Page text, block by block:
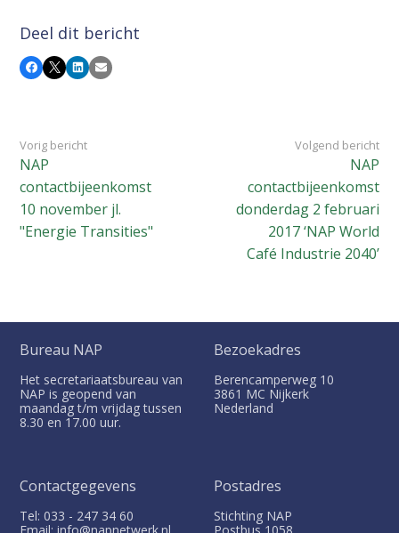
Deel dit bericht
Facebook
X LinkedIn
E-mail
Vorig bericht
NAP
contactbijeenkomst
10 november jl.
"Energie Transities"
Volgend bericht
NAP
contactbijeenkomst
donderdag 2 februari
2017 ‘NAP World
Café Industrie 2040’
Bureau NAP
Het secretariaatsbureau van
NAP is geopend van
maandag t/m vrijdag tussen
8.30 en 17.00 uur.
Bezoekadres
Berencamperweg 10
3861 MC Nijkerk
Nederland
Contactgegevens
Tel: 033 - 247 34 60
Postadres
Stichting NAP